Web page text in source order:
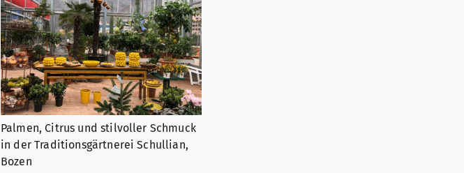
Palmen, Citrus und stilvoller Schmuck
in der Traditionsgärtnerei Schullian,
Bozen